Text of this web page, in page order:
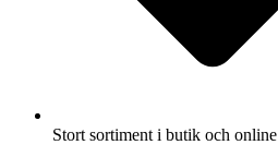
Stort sortiment i butik och online